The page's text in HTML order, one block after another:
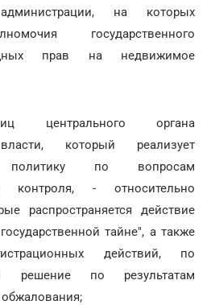
администрации, на которых
государственного
прав на недвижимое
центрального органа
который реализует
политику по вопросам
контроля, - относительно
распространяется действие
тайне", а также
действий, по
решение по результатам